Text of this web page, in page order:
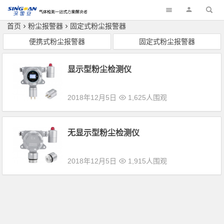
深国安
首页 粉尘报警器
固定式粉尘报警器
便携式粉尘报警器
固定式粉尘报警器
显示型粉尘检测仪
2018年12月5日 1,625人围观
无显示型粉尘检测仪
2018年12月5日 1,915人围观